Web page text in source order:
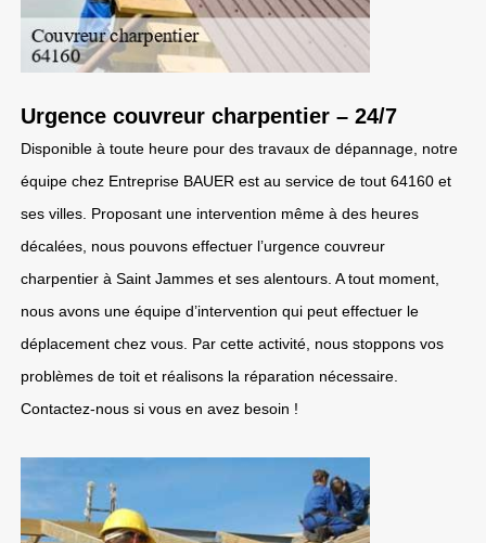
Urgence couvreur charpentier – 24/7
Disponible à toute heure pour des travaux de dépannage, notre
équipe chez Entreprise BAUER est au service de tout 64160 et
ses villes. Proposant une intervention même à des heures
décalées, nous pouvons effectuer l’urgence couvreur
charpentier à Saint Jammes et ses alentours. A tout moment,
nous avons une équipe d’intervention qui peut effectuer le
déplacement chez vous. Par cette activité, nous stoppons vos
problèmes de toit et réalisons la réparation nécessaire.
Contactez-nous si vous en avez besoin !